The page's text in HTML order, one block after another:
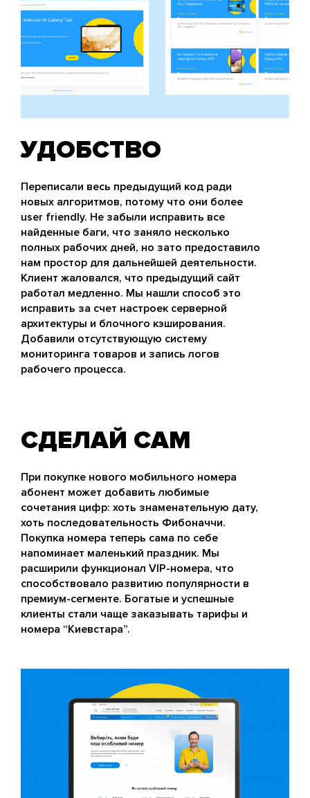
УДОБСТВО
Переписали весь предыдущий код ради
новых алгоритмов, потому что они более
user friendly. Не забыли исправить все
найденные баги, что заняло несколько
полных рабочих дней, но зато предоставило
нам простор для дальнейшей деятельности.
Клиент жаловался, что предыдущий сайт
работал медленно. Мы нашли способ это
исправить за счет настроек серверной
архитектуры и блочного кэширования.
Добавили отсутствующую систему
мониторинга товаров и запись логов
рабочего процесса.
СДЕЛАЙ САМ
При покупке нового мобильного номера
абонент может добавить любимые
сочетания цифр: хоть знаменательную дату,
хоть последовательность Фибоначчи.
Покупка номера теперь сама по себе
напоминает маленький праздник. Мы
расширили функционал VIP-номера, что
способствовало развитию популярности в
премиум-сегменте. Богатые и успешные
клиенты стали чаще заказывать тарифы и
номера “Киевстара”.